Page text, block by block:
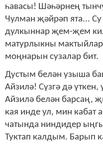
һавасы! Шәһәрнең
Чулман җәйрәп ята... Су
дулкыннар җем-җем
матурлыкны
моңнарын сузалар бит.
Дустым белән узыша
Айзилә! Сүзгә дә
Айзилә белән барсаң,
кая инде ул, мин кабат
чатында ниндидер
Туктап калдым. Барып